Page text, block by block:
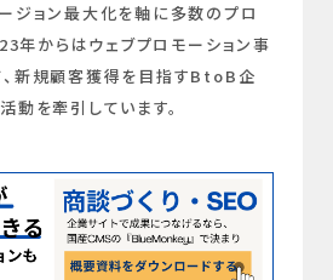
ジョン最大化を軸に多数のプロ
年からはウェブプロモーション事
新規顧客獲得を目指すBtoB企
動を牽引しています。